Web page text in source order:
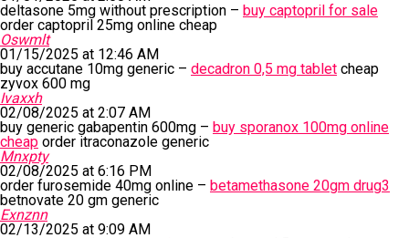
deltasone 5mg without prescription – buy captopril for sale
order captopril 25mg online cheap
Oswmlt
01/15/2025 at 12:46 AM
buy accutane 10mg generic – decadron 0,5 mg tablet cheap
zyvox 600 mg
Ivaxxh
02/08/2025 at 2:07 AM
buy generic gabapentin 600mg – buy sporanox 100mg online
cheap order itraconazole generic
Mnxpty
02/08/2025 at 6:16 PM
order furosemide 40mg online – betamethasone 20gm drug3
betnovate 20 gm generic
Exnznn
02/13/2025 at 9:09 AM